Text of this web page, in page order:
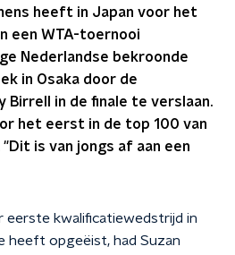
heeft in Japan voor het
een WTA-toernooi
Nederlandse bekroonde
in Osaka door de
Birrell in de finale te verslaan.
het eerst in de top 100 van
is van jongs af aan een
eerste kwalificatiewedstrijd in
heeft opgeëist, had Suzan